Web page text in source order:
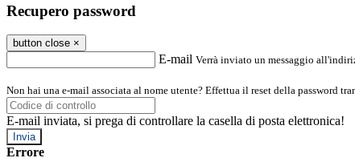
Recupero password
button close ×
E-mail Verrà inviato un messaggio
Non hai una e-mail associata al nome utente? Effettua il reset della password
E-mail inviata, si prega di controllare la casella di posta elettronica!
Errore